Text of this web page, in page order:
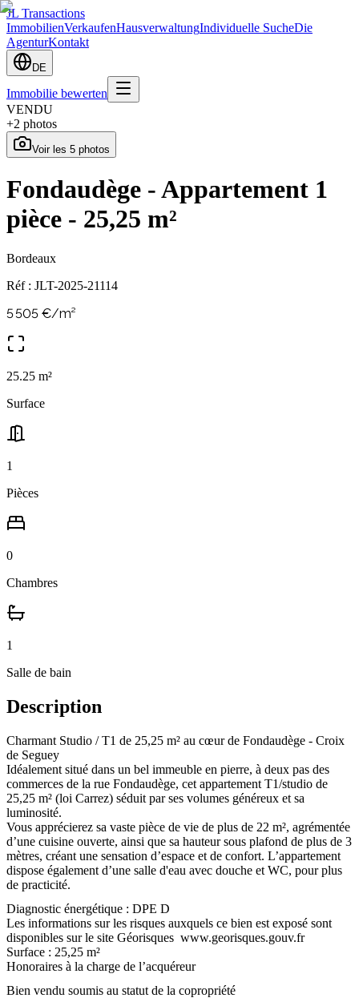
JL Transactions
ImmobilienVerkaufenHausverwaltungIndividuelle SucheDie
AgenturKontakt
DE
Immobilie bewerten
VENDU
+2 photos
Voir les 5 photos
Fondaudège - Appartement 1
pièce - 25,25 m²
Bordeaux
Réf : JLT-2025-21114
5 505 €/m²
25.25 m²
Surface
1
Pièces
0
Chambres
1
Salle de bain
Description
Charmant Studio / T1 de 25,25 m² au cœur de Fondaudège - Croix
de Seguey
Idéalement situé dans un bel immeuble en pierre, à deux pas des
commerces de la rue Fondaudège, cet appartement T1/studio de
25,25 m² (loi Carrez) séduit par ses volumes généreux et sa
luminosité.
Vous apprécierez sa vaste pièce de vie de plus de 22 m², agrémentée
d’une cuisine ouverte, ainsi que sa hauteur sous plafond de plus de 3
mètres, créant une sensation d’espace et de confort. L’appartement
dispose également d’une salle d'eau avec douche et WC, pour plus
de practicité.
Diagnostic énergétique : DPE D
Les informations sur les risques auxquels ce bien est exposé sont
disponibles sur le site Géorisques www.georisques.gouv.fr
Surface : 25,25 m²
Honoraires à la charge de l’acquéreur
Bien vendu soumis au statut de la copropriété